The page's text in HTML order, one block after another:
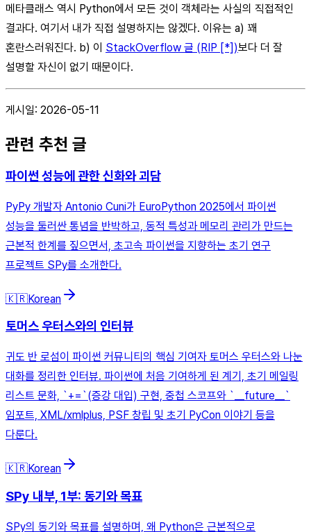
메타클래스 역시 Python에서 모든 것이 객체라는 사실의 직접적인
결과다. 여기서 내가 직접 설명하지는 않겠다. 이유는 a) 꽤
혼란스러워진다. b) 이 StackOverflow 글 (RIP [*])보다 더 잘
설명할 자신이 없기 때문이다.
게시일: 2026-05-11
관련 추천 글
파이썬 성능에 관한 신화와 괴담
PyPy 개발자 Antonio Cuni가 EuroPython 2025에서 파이썬
성능을 둘러싼 통념을 반박하고, 동적 특성과 메모리 관리가 만드는
근본적 한계를 짚으면서, 초고속 파이썬을 지향하는 초기 연구
프로젝트 SPy를 소개한다.
🇰🇷Korean
토머스 우터스와의 인터뷰
귀도 반 로섬이 파이썬 커뮤니티의 핵심 기여자 토머스 우터스와 나눈
대화를 정리한 인터뷰. 파이썬에 처음 기여하게 된 계기, 초기 메일링
리스트 문화, `+=`(증강 대입) 구현, 중첩 스코프와 `__future__`
임포트, XML/xmlplus, PSF 창립 및 초기 PyCon 이야기 등을
다룬다.
🇰🇷Korean
SPy 내부, 1부: 동기와 목표
SPy의 동기와 목표를 설명하며, 왜 Python은 근본적으로